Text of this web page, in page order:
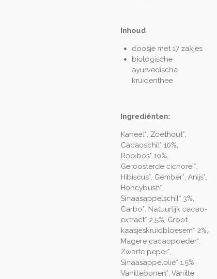
Inhoud
doosje met 17 zakjes
biologische
ayurvedische
kruidenthee
Ingrediënten:
Kaneel*, Zoethout*,
Cacaoschil* 10%,
Rooibos* 10%,
Geroosterde cichorei*,
Hibiscus*, Gember*, Anijs*,
Honeybush*,
Sinaasappelschil* 3%,
Carbo*, Natuurlijk cacao-
extract* 2,5%, Groot
kaasjeskruidbloesem* 2%,
Magere cacaopoeder*,
Zwarte peper*,
Sinaasappelolie* 1,5%,
Vanillebonen*, Vanille